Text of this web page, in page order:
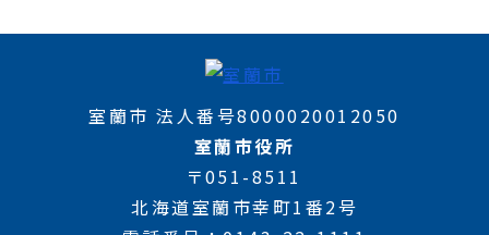
室蘭市 法人番号8000020012050
室蘭市役所
〒051-8511
北海道室蘭市幸町1番2号